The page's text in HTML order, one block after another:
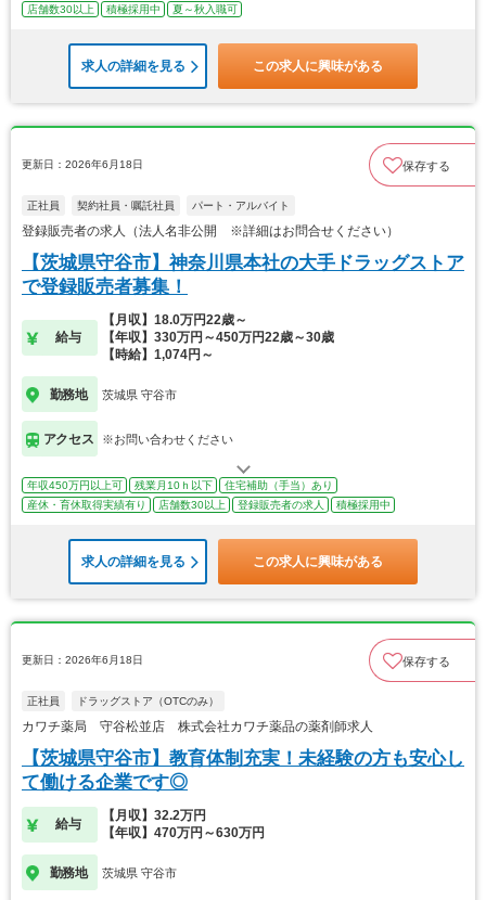
店舗数30以上 積極採用中 夏～秋入職可
求人の詳細を見る この求人に興味がある
更新日：2026年6月18日 保存する
正社員 契約社員・嘱託社員 パート・アルバイト
登録販売者の求人（法人名非公開 ※詳細はお問合せください）
【茨城県守谷市】神奈川県本社の大手ドラッグストア
で登録販売者募集！
給与
【月収】18.0万円22歳～
【年収】330万円～450万円22歳～30歳
【時給】1,074円～
勤務地 茨城県 守谷市
アクセス ※お問い合わせください
年収450万円以上可 残業月10ｈ以下
住宅補助（手当）あり
産休・育休取得実績有り
店舗数30以上 登録販売者の求人 積極採用中
求人の詳細を見る この求人に興味がある
更新日：2026年6月18日 保存する
正社員 ドラッグストア（OTCのみ）
カワチ薬局 守谷松並店 株式会社カワチ薬品の薬剤師求人
【茨城県守谷市】教育体制充実！未経験の方も安心し
て働ける企業です◎
給与
【月収】32.2万円
【年収】470万円～630万円
勤務地 茨城県 守谷市